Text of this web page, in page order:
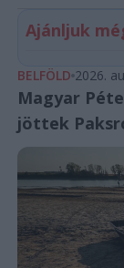
Ajánljuk
BELFÖLD 2026.
Magyar
jöttek